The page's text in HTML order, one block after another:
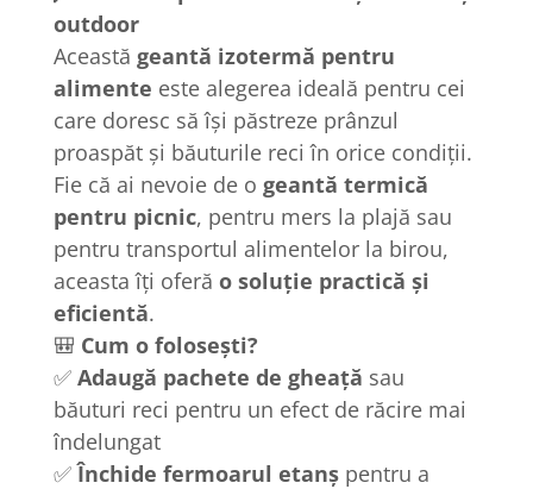
outdoor
Această geantă izotermă pentru
alimente este alegerea ideală pentru cei
care doresc să își păstreze prânzul
proaspăt și băuturile reci în orice condiții.
Fie că ai nevoie de o geantă termică
pentru picnic, pentru mers la plajă sau
pentru transportul alimentelor la birou,
aceasta îți oferă o soluție practică și
eficientă.
🎒 Cum o folosești?
✅ Adaugă pachete de gheață sau
băuturi reci pentru un efect de răcire mai
îndelungat
✅Închide fermoarul etanș pentru a